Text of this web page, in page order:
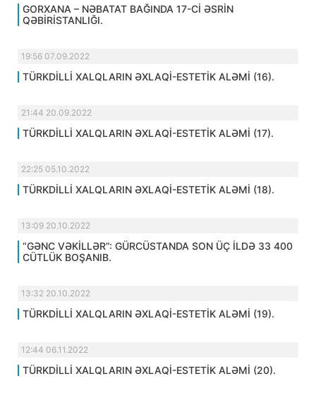
GORXANA – NƏBATAT BAĞINDA 17-Cİ ƏSRİN
QƏBİRİSTANLIĞI.
19:56 07.09.2022
TÜRKDİLLİ XALQLARIN ƏXLAQİ-ESTETİK ALƏMİ (16).
21:44 20.09.2022
TÜRKDİLLİ XALQLARIN ƏXLAQİ-ESTETİK ALƏMİ (17).
22:25 05.10.2022
TÜRKDİLLİ XALQLARIN ƏXLAQİ-ESTETİK ALƏMİ (18).
13:09 20.10.2022
“GƏNC VƏKİLLƏR”: GÜRCÜSTANDA SON ÜÇ İLDƏ 33 400
CÜTLÜK BOŞANIB.
13:32 20.10.2022
TÜRKDİLLİ XALQLARIN ƏXLAQİ-ESTETİK ALƏMİ (19).
12:44 06.11.2022
TÜRKDİLLİ XALQLARIN ƏXLAQİ-ESTETİK ALƏMİ (20).